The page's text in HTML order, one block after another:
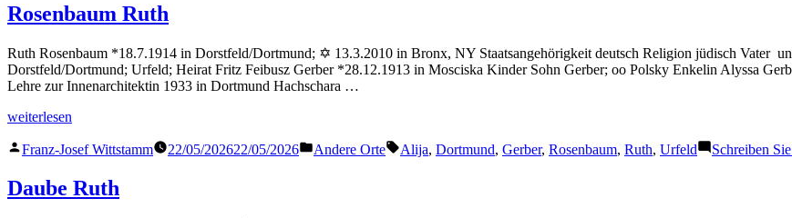
Rosenbaum Ruth
Ruth Rosenbaum *18.7.1914 in Dorstfeld/Dortmund; ✡ 13.3.2010 in Bronx, NY Staatsangehörigkeit deutsch Religion jüdisch Vater
Dorstfeld/Dortmund; Urfeld; Heirat Fritz Feibusz Gerber *28.12.1913 in Mosciska Kinder Sohn Gerber; oo Polsky Enkelin Alyssa
Lehre zur Innenarchitektin 1933 in Dortmund Hachschara …
„Rosenbaum
weiterlesen
Veröffentlicht
Franz-Josef Wittstamm 22/05/202622/05/2026
Veröffentlicht
Andere Orte Schlagwörter:
Alija, Dortmund, Gerber, Rosenbaum, Ruth, Urfeld Schreiben
Daube Ruth